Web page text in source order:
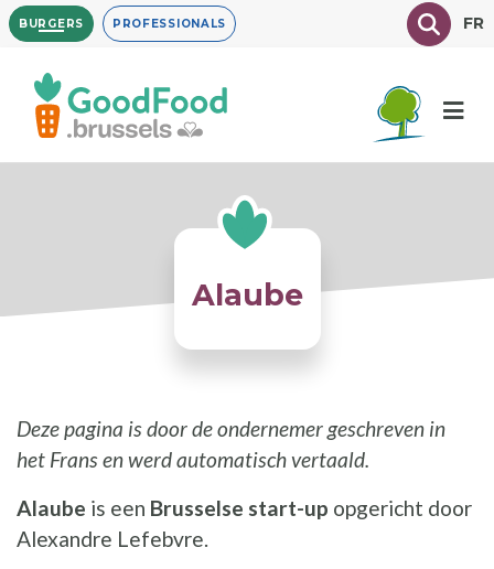
Overslaan
en
inhoud
gaan
BURGERS PROFESSIONALS TexteFR
Alaube
Deze pagina is door de ondernemer geschreven in
het Frans en werd automatisch vertaald.
Alaube is een Brusselse start-up opgericht door
Alexandre Lefebvre.